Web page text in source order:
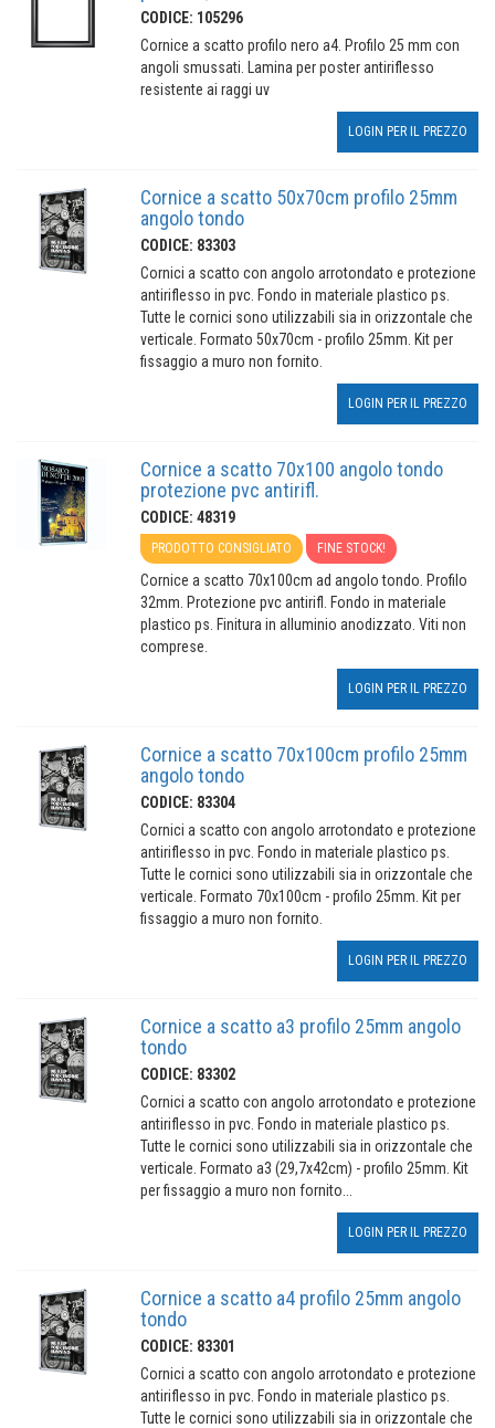
CODICE: 105296
Cornice a scatto profilo nero a4. Profilo 25 mm con
angoli smussati. Lamina per poster antiriflesso
resistente ai raggi uv
LOGIN PER IL PREZZO
Cornice a scatto 50x70cm profilo 25mm
angolo tondo
CODICE: 83303
Cornici a scatto con angolo arrotondato e protezione
antiriflesso in pvc. Fondo in materiale plastico ps.
Tutte le cornici sono utilizzabili sia in orizzontale che
verticale. Formato 50x70cm - profilo 25mm. Kit per
fissaggio a muro non fornito.
LOGIN PER IL PREZZO
Cornice a scatto 70x100 angolo tondo
protezione pvc antirifl.
CODICE: 48319
PRODOTTO CONSIGLIATO FINE STOCK!
Cornice a scatto 70x100cm ad angolo tondo. Profilo
32mm. Protezione pvc antirifl. Fondo in materiale
plastico ps. Finitura in alluminio anodizzato. Viti non
comprese.
LOGIN PER IL PREZZO
Cornice a scatto 70x100cm profilo 25mm
angolo tondo
CODICE: 83304
Cornici a scatto con angolo arrotondato e protezione
antiriflesso in pvc. Fondo in materiale plastico ps.
Tutte le cornici sono utilizzabili sia in orizzontale che
verticale. Formato 70x100cm - profilo 25mm. Kit per
fissaggio a muro non fornito.
LOGIN PER IL PREZZO
Cornice a scatto a3 profilo 25mm angolo
tondo
CODICE: 83302
Cornici a scatto con angolo arrotondato e protezione
antiriflesso in pvc. Fondo in materiale plastico ps.
Tutte le cornici sono utilizzabili sia in orizzontale che
verticale. Formato a3 (29,7x42cm) - profilo 25mm. Kit
per fissaggio a muro non fornito...
LOGIN PER IL PREZZO
Cornice a scatto a4 profilo 25mm angolo
tondo
CODICE: 83301
Cornici a scatto con angolo arrotondato e protezione
antiriflesso in pvc. Fondo in materiale plastico ps.
Tutte le cornici sono utilizzabili sia in orizzontale che